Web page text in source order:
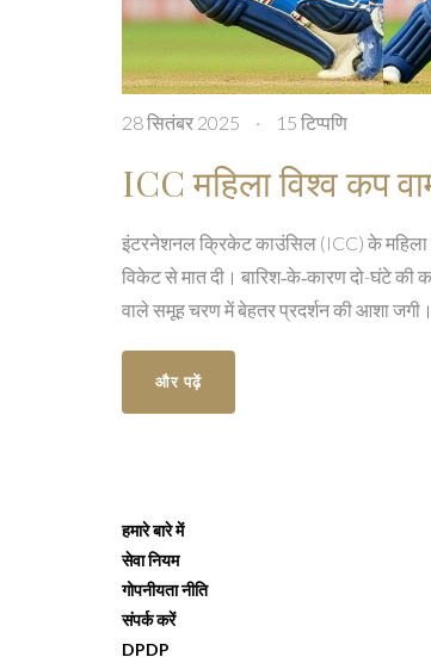
28 सितंबर 2025 · 15 टिप्पणि
ICC महिला विश्व कप
इंटरनेशनल क्रिकेट काउंसिल (ICC) के महिला
विकेट से मात दी। बारिश‑के‑कारण दो-घंटे की
वाले समूह चरण में बेहतर प्रदर्शन की आशा जगी।
और पढ़ें
हमारे बारे में
सेवा नियम
गोपनीयता नीति
संपर्क करें
DPDP